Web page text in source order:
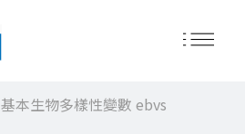
基本生物多樣性變數 ebvs